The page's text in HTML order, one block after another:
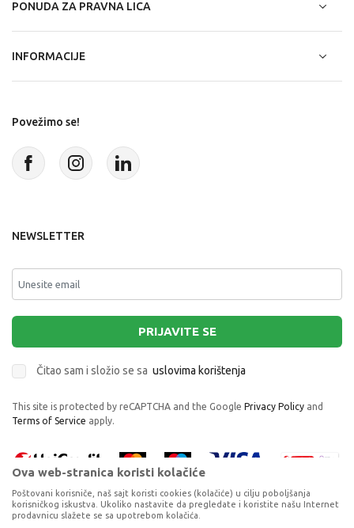
PONUDA ZA PRAVNA LICA
INFORMACIJE
Povežimo se!
NEWSLETTER
PRIJAVITE SE
Čitao sam i složio se sa uslovima korištenja
This site is protected by reCAPTCHA and the Google Privacy Policy and
Terms of Service apply.
Ova web-stranica koristi kolačiće
Poštovani korisniče, naš sajt koristi cookies (kolačiće) u cilju poboljšanja
korisničkog iskustva. Ukoliko nastavite da pregledate i koristite našu Internet
prodavnicu slažete se sa upotrebom kolačića.